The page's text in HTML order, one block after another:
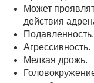
Может
действия
Подавленность.
Агрессивность.
Мелкая дрожь.